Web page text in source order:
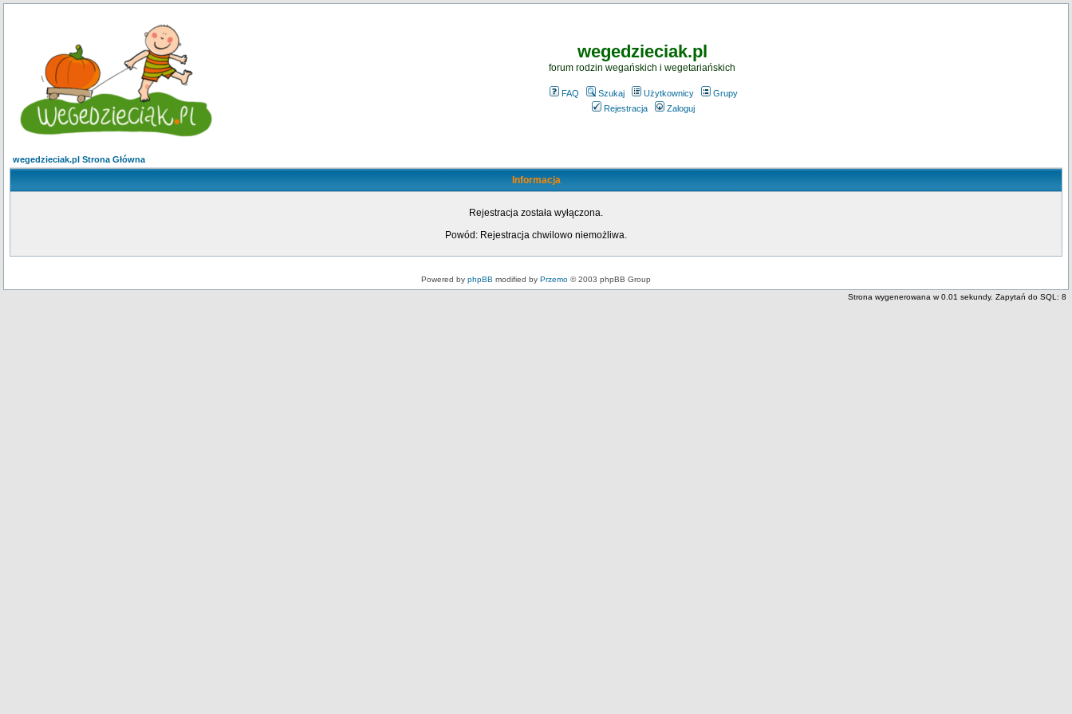
wegedzieciak.pl
forum rodzin wegańskich i wegetariańskich
FAQ Szukaj Użytkownicy
Grupy
Rejestracja
Zaloguj
wegedzieciak.pl Strona Główna
Informacja
Rejestracja została wyłączona.
Powód: Rejestracja chwilowo niemożliwa.
Powered by phpBB modified by Przemo © 2003 phpBB Group
Strona wygenerowana w 0.01 sekundy. Zapytań do SQL: 8